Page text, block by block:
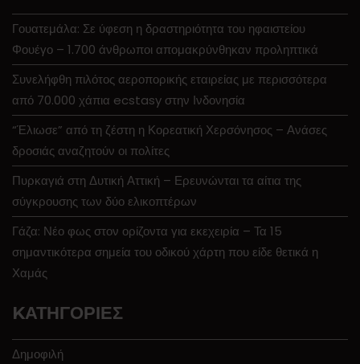
Γουατεμάλα: Σε ύφεση η δραστηριότητα του ηφαιστείου
Φουέγο – 1.700 άνθρωποι απομακρύνθηκαν προληπτικά
Συνελήφθη πιλότος αεροπορικής εταιρείας με περισσότερα
από 70.000 χάπια ecstasy στην Ινδονησία
“Έλιωσε” από τη ζέστη η Κορεατική Χερσόνησος – Ανάσες
δροσιάς αναζητούν οι πολίτες
Πυρκαγιά στη Δυτική Αττική – Ερευνώνται τα αίτια της
σύγκρουσης των δύο ελικοπτέρων
Γάζα: Νέο φως στον ορίζοντα για εκεχειρία – Τα 15
σημαντικότερα σημεία του οδικού χάρτη που είδε θετικά η
Χαμάς
KΑΤΗΓΟΡΊΕΣ
Δημοφιλή